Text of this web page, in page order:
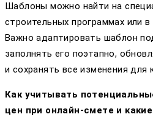
Шаблоны можно найти на
строительных программах или
Важно адаптировать шаблон
заполнять его поэтапно,
и сохранять все изменения
Как учитывать
цен при онлайн-смете и